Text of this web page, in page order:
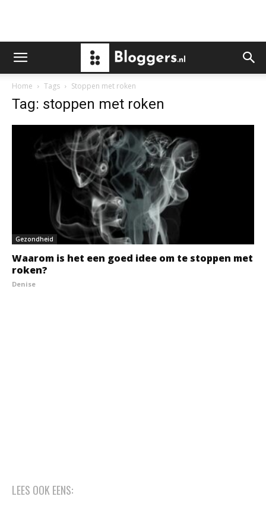
Home Tags Stoppen met roken
Tag: stoppen met roken
Gezondheid
Waarom is het een goed idee om te stoppen met
roken?
Denise
LEES OOK EENS: